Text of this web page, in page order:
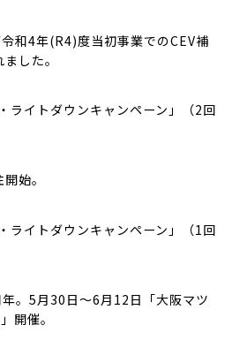
和4年(R4)度当初事業でのCEV補
した。
ライトダウンキャンペーン」（2回
始。
ライトダウンキャンペーン」（1回
。5月30日～6月12日「大阪マツ
開催。